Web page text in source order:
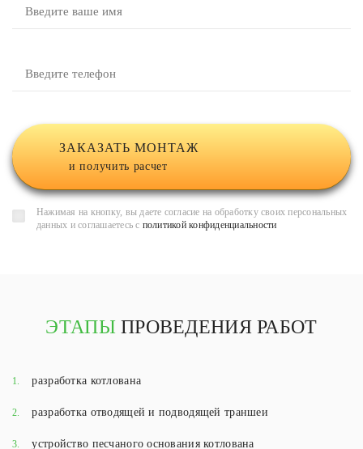
ЗАКАЗАТЬ МОНТАЖ
и получить расчет
Нажимая на кнопку, вы даете согласие на обработку своих персональных
данных и соглашаетесь с политикой конфиденциальности
ЭТАПЫПРОВЕДЕНИЯ РАБОТ
1. разработка котлована
2. разработка отводящей и подводящей траншеи
3. устройство песчаного основания котлована